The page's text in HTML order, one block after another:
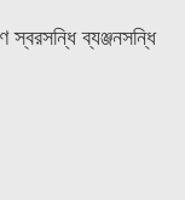
স্বরসন্ধি ব্যঞ্জনসন্ধি